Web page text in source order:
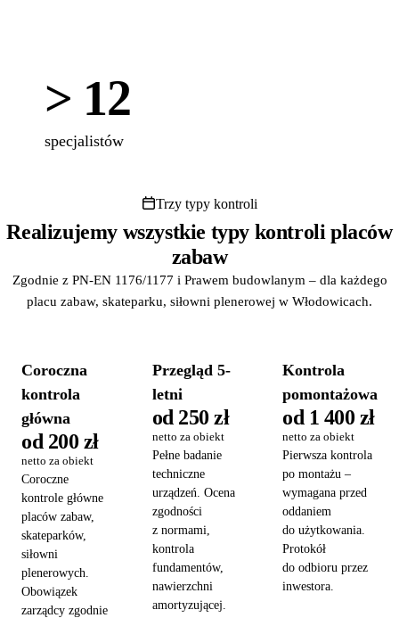
> 12
specjalistów
Trzy typy kontroli
Realizujemy wszystkie typy kontroli placów
zabaw
Zgodnie z PN-EN 1176/1177 i Prawem budowlanym – dla każdego
placu zabaw, skateparku, siłowni plenerowej w Włodowicach.
Coroczna
kontrola
główna
od 200 zł
netto za obiekt
Coroczne
kontrole główne
placów zabaw,
skateparków,
siłowni
plenerowych.
Obowiązek
zarządcy zgodnie
Przegląd 5-
letni
od 250 zł
netto za obiekt
Pełne badanie
techniczne
urządzeń. Ocena
zgodności
z normami,
kontrola
fundamentów,
nawierzchni
amortyzującej.
Kontrola
pomontażowa
od 1 400 zł
netto za obiekt
Pierwsza kontrola
po montażu –
wymagana przed
oddaniem
do użytkowania.
Protokół
do odbioru przez
inwestora.